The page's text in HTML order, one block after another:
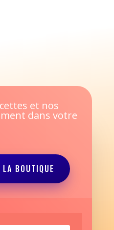
et nos
dans votre
LA BOUTIQUE